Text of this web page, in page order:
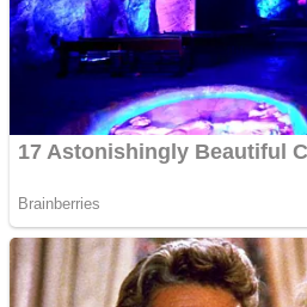
Sulawesi Tenggara
Sulawesi Utara
Sumatra Barat